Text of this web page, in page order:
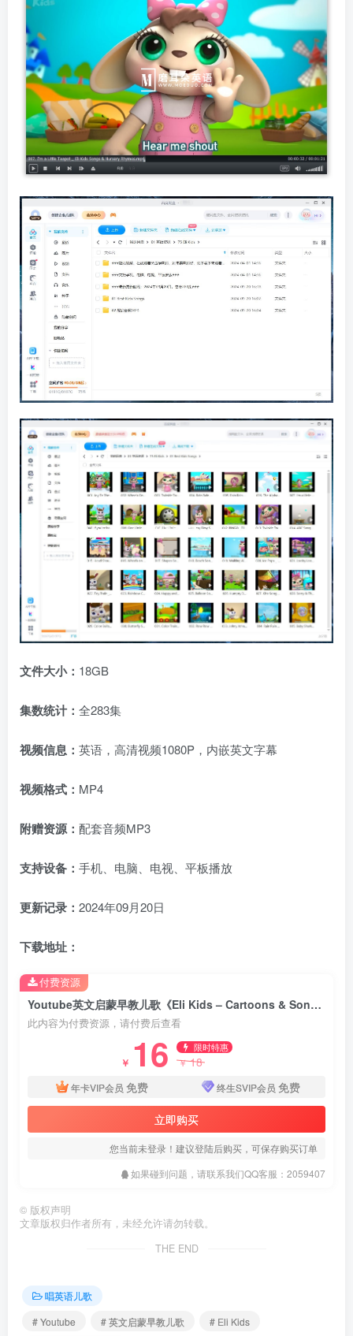
文件大小： 18GB
集数统计： 全283集
视频信息： 英语，高清视频1080P，内嵌英文字幕
视频格式： MP4
附赠资源： 配套音频MP3
支持设备： 手机、电脑、电视、平板播放
更新记录： 2024年09月20日
下载地址：
Youtube英文启蒙早教儿歌《Eli Kids – Cartoons & Songs》全283集，1080P高清视频带英文字幕，带配套音频MP3，百度网盘下载！
此内容为付费资源，请付费后查看
￥ 16 限时特惠
￥18
年卡VIP会员 免费 终生SVIP会员 免费
立即购买
您当前未登录！建议登陆后购买，可保存购买订单
如果碰到问题，请联系我们QQ客服：2059407
付费资源
© 版权声明
文章版权归作者所有，未经允许请勿转载。
THE END
唱英语儿歌
# Youtube
# 英文启蒙早教儿歌
# Eli Kids